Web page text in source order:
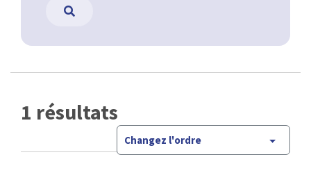
1 résultats
Changez l'ordre